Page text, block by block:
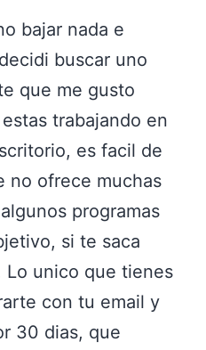
bajar nada e
buscar uno
que me gusto
trabajando en
es facil de
no ofrece muchas
programas
si te saca
Lo unico que tienes
con tu email y
30 dias, que